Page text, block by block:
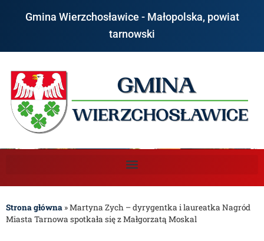
Gmina Wierzchosławice - Małopolska, powiat
tarnowski
Strona główna »Martyna Zych – dyrygentka i laureatka Nagród
Miasta Tarnowa spotkała się z Małgorzatą Moskal